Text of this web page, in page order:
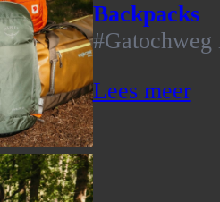
Backpacks
#Gatochweg
Lees meer